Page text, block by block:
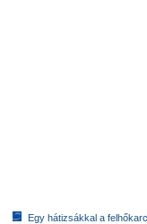
Egy hátizsákkal a